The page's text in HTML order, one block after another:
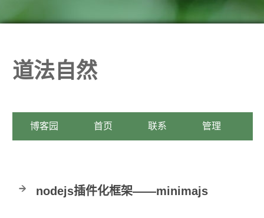
道法自然
博客园 首页 联系 管理
nodejs插件化框架——minimajs